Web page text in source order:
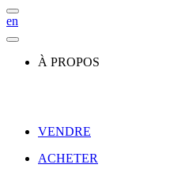
en
À PROPOS
VENDRE
ACHETER